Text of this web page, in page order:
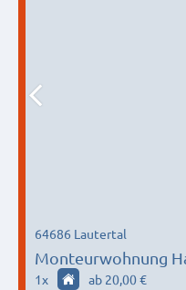
Monteurwohnung
Einzelbetten!
64686 Lautertal
1x ab 20,00 €